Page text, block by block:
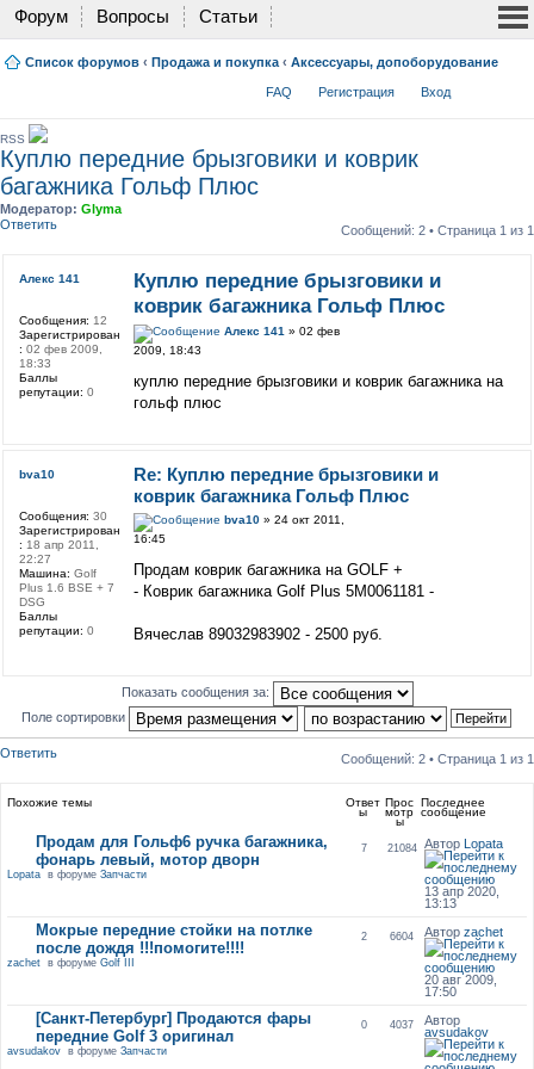
Форум Вопросы Статьи
Список форумов ‹ Продажа и покупка ‹ Аксессуары, допоборудование
FAQ Регистрация Вход
RSS
Куплю передние брызговики и коврик
багажника Гольф Плюс
Модератор: Glyma
Ответить
Сообщений: 2 • Страница 1 из 1
Куплю передние брызговики и
коврик багажника Гольф Плюс
Алекс 141» 02 фев
2009, 18:43
куплю передние брызговики и коврик багажника на
гольф плюс
Алекс 141
Сообщения: 12
Зарегистрирован
: 02 фев 2009,
18:33
Баллы
репутации: 0
Re: Куплю передние брызговики и
коврик багажника Гольф Плюс
bva10» 24 окт 2011,
16:45
Продам коврик багажника на GOLF +
- Коврик багажника Golf Plus 5M0061181 -
Вячеслав 89032983902 - 2500 руб.
bva10
Сообщения: 30
Зарегистрирован
: 18 апр 2011,
22:27
Машина: Golf
Plus 1.6 BSE + 7
DSG
Баллы
репутации: 0
Показать сообщения за:
Поле сортировки
Ответить Сообщений: 2 • Страница 1 из 1
Похожие темы Ответ
ы
Прос
мотр
ы
Последнее
сообщение
Продам для Гольф6 ручка багажника,
фонарь левый, мотор дворн
Lopataв форуме Запчасти
7 21084 Автор Lopata
13 апр 2020,
13:13
Мокрые передние стойки на потлке
после дождя !!!помогите!!!!
zachetв форуме Golf III
2 6604 Авторzachet
20 авг 2009,
17:50
[Санкт-Петербург] Продаются фары
передние Golf 3 оригинал
avsudakovв форуме Запчасти
0 4037
Автор
avsudakov